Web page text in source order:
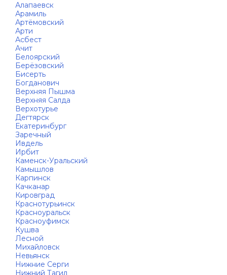
Алапаевск
Арамиль
Артёмовский
Арти
Асбест
Ачит
Белоярский
Берёзовский
Бисерть
Богданович
Верхняя Пышма
Верхняя Салда
Верхотурье
Дегтярск
Екатеринбург
Заречный
Ивдель
Ирбит
Каменск-Уральский
Камышлов
Карпинск
Качканар
Кировград
Краснотурьинск
Красноуральск
Красноуфимск
Кушва
Лесной
Михайловск
Невьянск
Нижние Серги
Нижний Тагил